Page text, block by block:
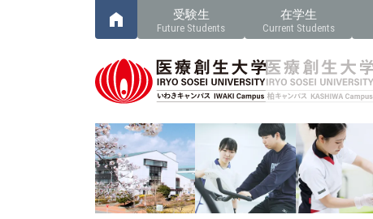
受験生
Future Students
在学生
Current Students